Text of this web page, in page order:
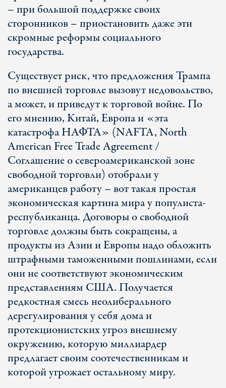
– при большой поддержке своих
сторонников – приостановить даже эти
скромные реформы социального
государства.
Существует риск, что предложения Трампа
по внешней торговле вызовут недовольство,
а может, и приведут к торговой войне. По
его мнению, Китай, Европа и «эта
катастрофа НАФТА» (NAFTA, North
American Free Trade Agreement /
Соглашение о североамериканской зоне
свободной торговли) отобрали у
американцев работу – вот такая простая
экономическая картина мира у популиста-
республиканца. Договоры о свободной
торговле должны быть сокращены, а
продукты из Азии и Европы надо обложить
штрафными таможенными пошлинами, если
они не соответствуют экономическим
представлениям США. Получается
редкостная смесь неолиберального
дерегулирования у себя дома и
протекционистских угроз внешнему
окружению, которую миллиардер
предлагает своим соотечественникам и
которой угрожает остальному миру.